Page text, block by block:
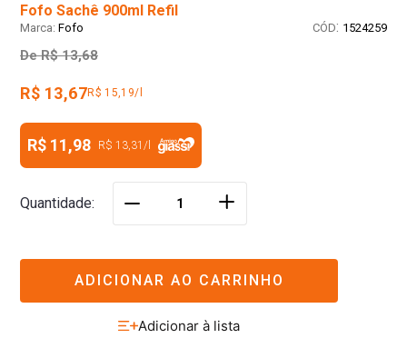
Fofo Sachê 900ml Refil
Fofo : 1524259
De R$ 13,68
R$ 13,67R$ 15,19/l
R$ 11,98 R$ 13,31 /
Quantidade ＋
ADICIONAR AO CARRINHO